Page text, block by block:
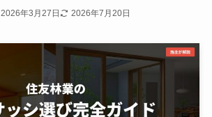
2026年3月27日 2026年7月20日